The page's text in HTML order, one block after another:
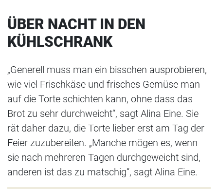
ÜBER NACHT IN DEN
KÜHLSCHRANK
„Generell muss man ein bisschen ausprobieren,
wie viel Frischkäse und frisches Gemüse man
auf die Torte schichten kann, ohne dass das
Brot zu sehr durchweicht“, sagt Alina Eine. Sie
rät daher dazu, die Torte lieber erst am Tag der
Feier zuzubereiten. „Manche mögen es, wenn
sie nach mehreren Tagen durchgeweicht sind,
anderen ist das zu matschig“, sagt Alina Eine.